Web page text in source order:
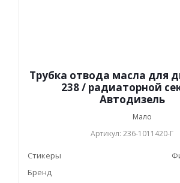
Трубка отвода масла для
238 / радиаторной
Автодизель
Мало
Артикул: 236-1011420-Г
Стикеры
Бренд